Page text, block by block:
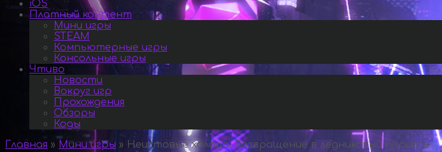
iOS
Платный контент
Мини игры
STEAM
Компьютерные игры
Консольные игры
Чтиво
Новости
Вокруг игр
Прохождения
Обзоры
Коды
Главная » Мини игры » Неистовые холода. Возвращение в ледниковый период»